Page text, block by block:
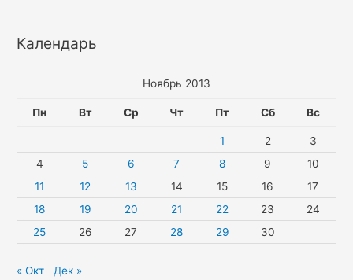
Календарь
Ноябрь 2013
Пн Вт Ср Чт Пт Сб Вс
1 2
3
4
5 6 7 8 9
10
11
12 13 14 15 16
17
18
19 20 21 22 23
24
25
26 27 28 29 30
« Окт Дек »